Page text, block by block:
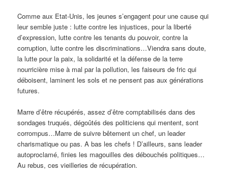
Comme aux Etat-Unis, les jeunes s’engagent pour une cause qui
leur semble juste : lutte contre les injustices, pour la liberté
d’expression, lutte contre les tenants du pouvoir, contre la
corruption, lutte contre les discriminations…Viendra sans doute,
la lutte pour la paix, la solidarité et la défense de la terre
nourricière mise à mal par la pollution, les faiseurs de fric qui
déboisent, laminent les sols et ne pensent pas aux générations
futures.
Marre d’être récupérés, assez d’être comptabilisés dans des
sondages truqués, dégoûtés des politiciens qui mentent, sont
corrompus…Marre de suivre bêtement un chef, un leader
charismatique ou pas. A bas les chefs ! D’ailleurs, sans leader
autoproclamé, finies les magouilles des débouchés politiques…
Au rebus, ces vieilleries de récupération.